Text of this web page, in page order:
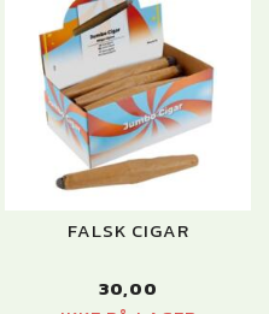
FALSK CIGAR
30,00